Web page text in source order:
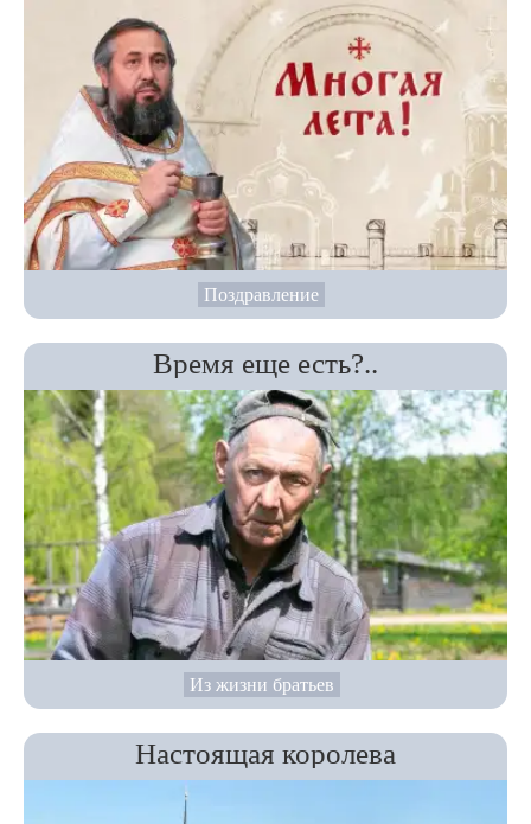
Поздравление
Время еще есть?..
Из жизни братьев
Настоящая королева